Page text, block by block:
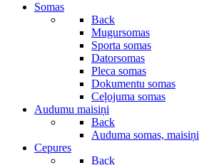
Somas
Back
Mugursomas
Sporta somas
Datorsomas
Pleca somas
Dokumentu somas
Ceļojuma somas
Audumu maisiņi
Back
Auduma somas, maisiņi
Cepures
Back